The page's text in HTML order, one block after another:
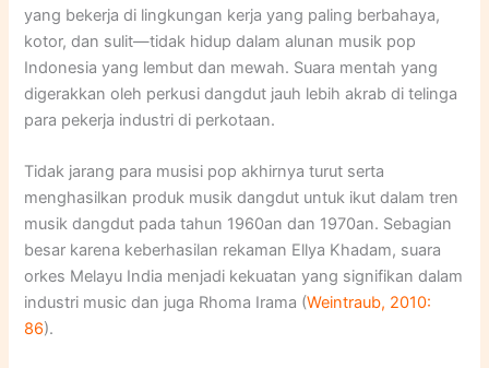
yang bekerja di lingkungan kerja yang paling berbahaya,
kotor, dan sulit—tidak hidup dalam alunan musik pop
Indonesia yang lembut dan mewah. Suara mentah yang
digerakkan oleh perkusi dangdut jauh lebih akrab di telinga
para pekerja industri di perkotaan.
Tidak jarang para musisi pop akhirnya turut serta
menghasilkan produk musik dangdut untuk ikut dalam tren
musik dangdut pada tahun 1960an dan 1970an. Sebagian
besar karena keberhasilan rekaman Ellya Khadam, suara
orkes Melayu India menjadi kekuatan yang signifikan dalam
industri music dan juga Rhoma Irama (Weintraub, 2010:
86).